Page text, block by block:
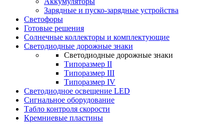
Зарядные и пуско-зарядные устройства
Светофоры
Готовые решения
Солнечные коллекторы и комплектующие
Светодиодные дорожные знаки
Светодиодные дорожные знаки
Типоразмер II
Типоразмер III
Типоразмер IV
Светодиодное освещение LED
Сигнальное оборудование
Табло контроля скорости
Кремниевые пластины